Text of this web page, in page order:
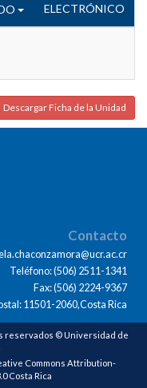
ELECTRÓNICO
Descargar Ficha de la Unidad
Contacto
Teléfono: (506) 2511-1341
Fax: (506) 2224-9367
11501-2060,Costa Rica
reservados © Universidad de
Commons Attribution-
Costa Rica